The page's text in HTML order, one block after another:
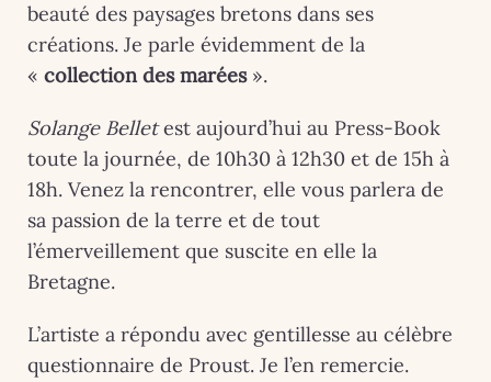
beauté des paysages bretons dans ses
créations. Je parle évidemment de la
« collection des marées».
Solange Belletest aujourd’hui au Press-Book
toute la journée, de 10h30 à 12h30 et de 15h à
18h. Venez la rencontrer, elle vous parlera de
sa passion de la terre et de tout
l’émerveillement que suscite en elle la
Bretagne.
L’artiste a répondu avec gentillesse au célèbre
questionnaire de Proust. Je l’en remercie.